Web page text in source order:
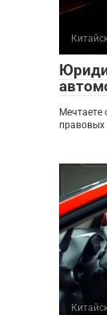
Мечтаете
правовых